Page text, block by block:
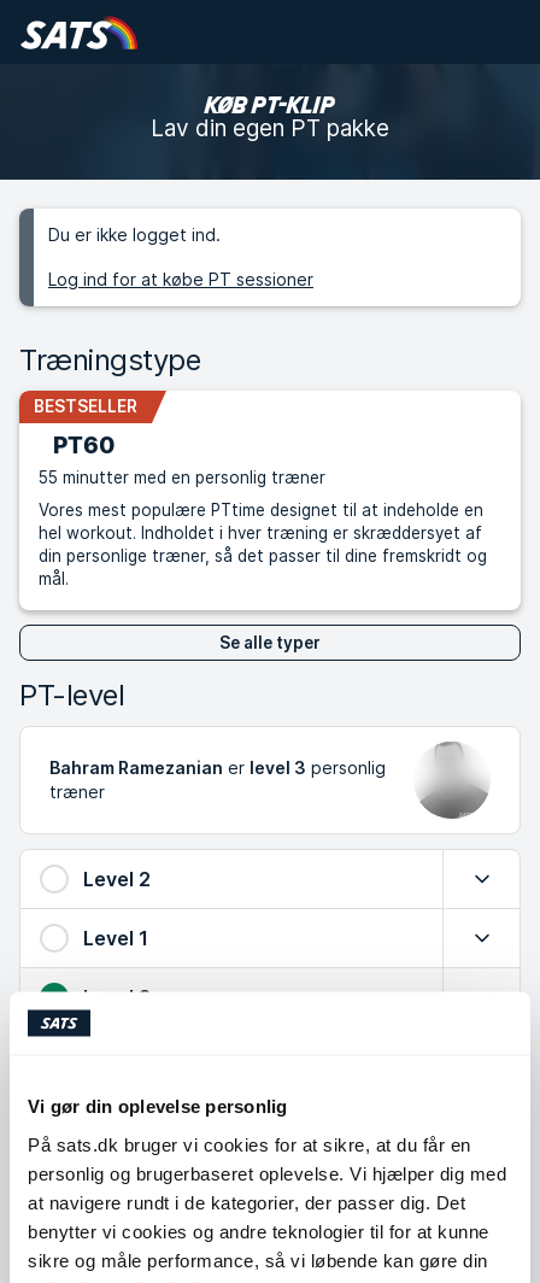
Vi gør din oplevelse personlig
På sats.dk bruger vi cookies for at sikre, at du får en
personlig og brugerbaseret oplevelse. Vi hjælper dig med
at navigere rundt i de kategorier, der passer dig. Det
benytter vi cookies og andre teknologier til for at kunne
sikre og måle performance, så vi løbende kan gøre din
KØB PT-KLIP
Lav din egen PT pakke
Du er ikke logget ind.
Log ind for at købe PT sessioner
Træningstype
PT60
BESTSELLER
55 minutter med en personlig træner
Vores mest populære PTtime designet til at indeholde en
hel workout. Indholdet i hver træning er skræddersyet af
din personlige træner, så det passer til dine fremskridt og
mål.
Se alle typer
PT-level
Bahram Ramezanian er level 3 personlig
træner
Level 2 Udvid
Level 1 Udvid
Level 3
Har arbejdet med mange forskellige menensker og
Yderligere kompetencer såsom ernæring, sundhed og
livsstil
Et godt valg hvis du vil have en med mere erfaring og
viden